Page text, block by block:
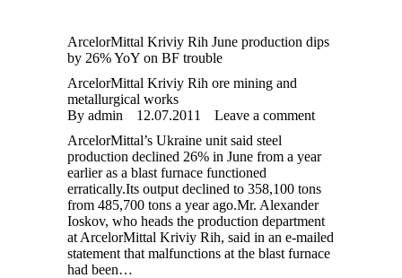
ArcelorMittal Kriviy Rih June production dips
by 26% YoY on BF trouble
ArcelorMittal Kriviy Rih ore mining and
metallurgical works
By admin 12.07.2011
Leave a comment
ArcelorMittal’s Ukraine unit said steel
production declined 26% in June from a year
earlier as a blast furnace functioned
erratically.Its output declined to 358,100 tons
from 485,700 tons a year ago.Mr. Alexander
Ioskov, who heads the production department
at ArcelorMittal Kriviy Rih, said in an e-mailed
statement that malfunctions at the blast furnace
had been…